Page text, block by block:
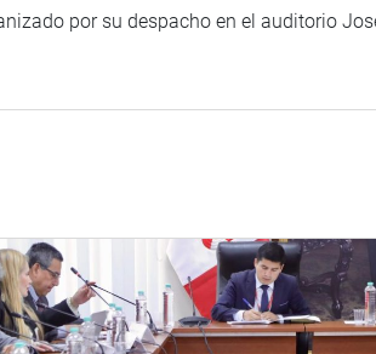
por su despacho en el auditorio